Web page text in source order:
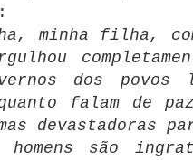
minha filha,
dos povos
falam de
devastadoras
homens são